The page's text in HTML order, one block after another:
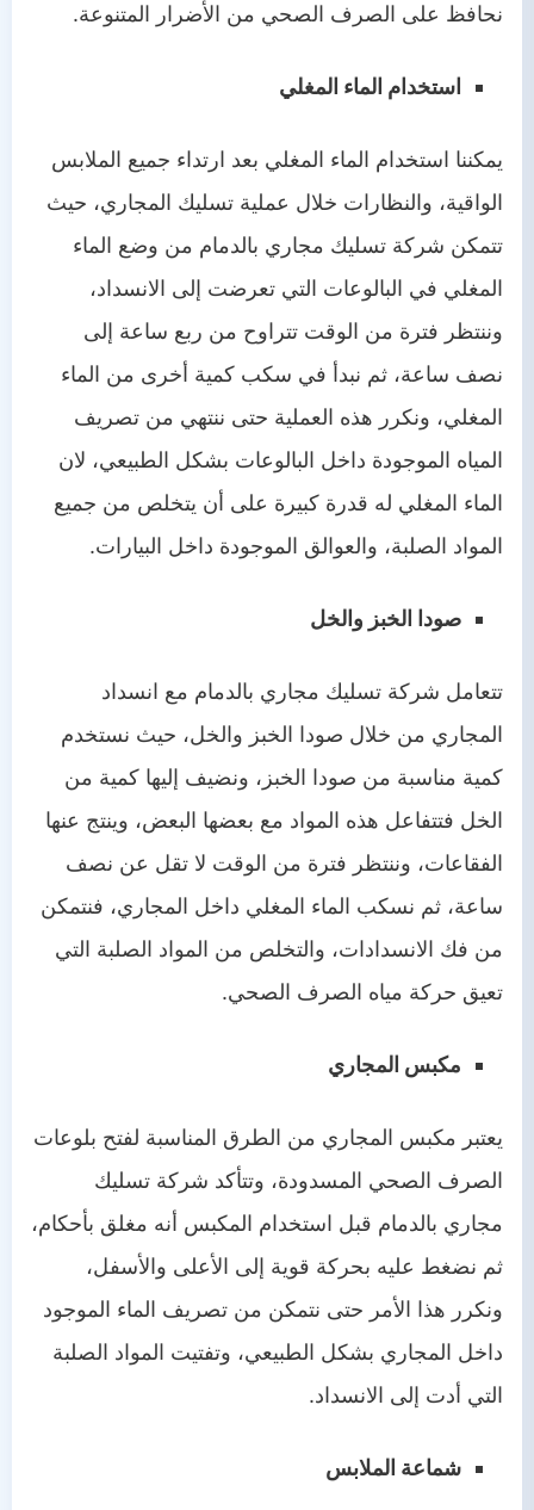
نحافظ على الصرف الصحي من الأضرار المتنوعة.
استخدام الماء المغلي
يمكننا استخدام الماء المغلي بعد ارتداء جميع الملابس
الواقية، والنظارات خلال عملية تسليك المجاري، حيث
تتمكن شركة تسليك مجاري بالدمام من وضع الماء
المغلي في البالوعات التي تعرضت إلى الانسداد،
وننتظر فترة من الوقت تتراوح من ربع ساعة إلى
نصف ساعة، ثم نبدأ في سكب كمية أخرى من الماء
المغلي، ونكرر هذه العملية حتى ننتهي من تصريف
المياه الموجودة داخل البالوعات بشكل الطبيعي، لان
الماء المغلي له قدرة كبيرة على أن يتخلص من جميع
المواد الصلبة، والعوالق الموجودة داخل البيارات.
صودا الخبز والخل
تتعامل شركة تسليك مجاري بالدمام مع انسداد
المجاري من خلال صودا الخبز والخل، حيث نستخدم
كمية مناسبة من صودا الخبز، ونضيف إليها كمية من
الخل فتتفاعل هذه المواد مع بعضها البعض، وينتج عنها
الفقاعات، وننتظر فترة من الوقت لا تقل عن نصف
ساعة، ثم نسكب الماء المغلي داخل المجاري، فنتمكن
من فك الانسدادات، والتخلص من المواد الصلبة التي
تعيق حركة مياه الصرف الصحي.
مكبس المجاري
يعتبر مكبس المجاري من الطرق المناسبة لفتح بلوعات
الصرف الصحي المسدودة، وتتأكد شركة تسليك
مجاري بالدمام قبل استخدام المكبس أنه مغلق بأحكام،
ثم نضغط عليه بحركة قوية إلى الأعلى والأسفل،
ونكرر هذا الأمر حتى نتمكن من تصريف الماء الموجود
داخل المجاري بشكل الطبيعي، وتفتيت المواد الصلبة
التي أدت إلى الانسداد.
شماعة الملابس